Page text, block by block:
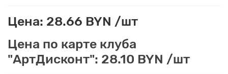
Цена: 28.66 BYN /шт
Цена по карте клуба
"АртДисконт": 28.10 BYN /шт